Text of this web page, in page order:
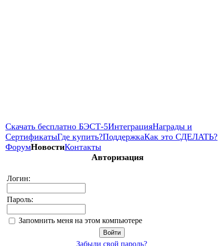
Скачать бесплатно БЭСТ-5ИнтеграцияНаграды и
СертификатыГде купить?ПоддержкаКак это СДЕЛАТЬ?
ФорумНовостиКонтакты
Авторизация
Логин:
Пароль:
Запомнить меня на этом компьютере
Забыли свой пароль?